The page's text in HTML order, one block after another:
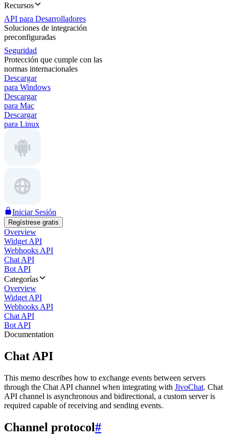
Recursos
API para Desarrolladores
Soluciones de integración
preconfiguradas
Seguridad
Protección que cumple con las
normas internacionales
Descargar
para Windows
Descargar
para Mac
Descargar
para Linux
Iniciar Sesión
Regístrese gratis
Overview
Widget API
Webhooks API
Chat API
Bot API
Categorías
Overview
Widget API
Webhooks API
Chat API
Bot API
Documentation
Chat API
This memo describes how to exchange events between servers
through the Chat API channel when integrating with JivoChat. Chat
API channel is asynchronous and bidirectional, a custom server is
required capable of receiving and sending events.
Channel protocol#